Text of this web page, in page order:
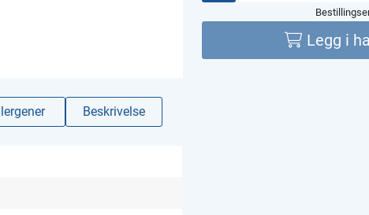
Legg i
Beskrivelse